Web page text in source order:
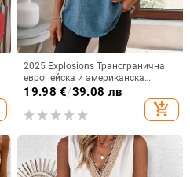
2025 Explosions Трансгранична
европейска и американска
дамска модна ежедневна риза с
деветточков ръкав и назъбено V-
образно деколте за жени
19.98 €/39.08 лв
add_shopping_cart